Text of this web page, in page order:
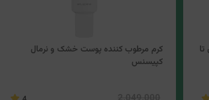
کرم مرطوب کننده پوست خشک و نرمال
کپیسنس